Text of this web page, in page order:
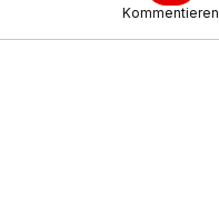
Kommentieren